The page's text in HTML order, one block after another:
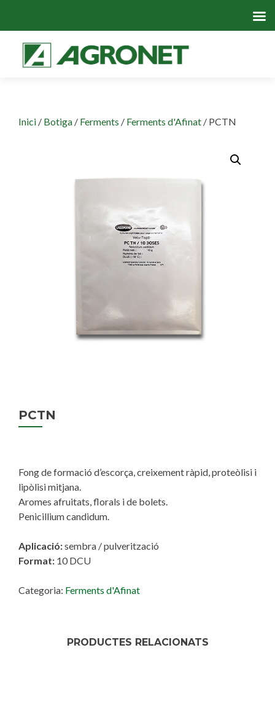
Inici / Botiga / Ferments / Ferments d'Afinat / PCTN
PCTN
Fong de formació d’escorça, creixement ràpid, proteòlisi i
lipòlisi mitjana.
Aromes afruitats, florals i de bolets.
Penicillium candidum.
Aplicació:sembra / pulverització
Format: 10 DCU
Categoria: Ferments d'Afinat
PRODUCTES RELACIONATS